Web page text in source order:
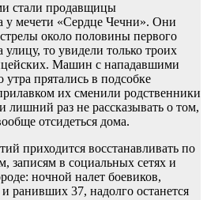
стали продавщицы
у мечети «Сердце Чечни». Они
около половины первого
то увидели только троих
Машин с нападавшими
прятались в подсобке
их сменили родственники
лишний раз не рассказывать о том,
отсидеться дома.
приходится восстанавливать по
записям в социальных сетях и
ночной налет боевиков,
ранивших 37, надолго останется